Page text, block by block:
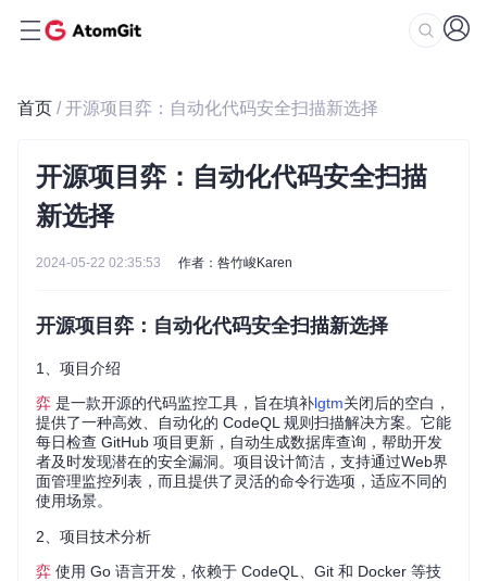
首页 / 开源项目弈：自动化代码安全扫描新选择
开源项目弈：自动化代码安全扫描
新选择
2024-05-22 02:35:53 作者：咎竹峻Karen
开源项目弈：自动化代码安全扫描新选择
1、项目介绍
弈 是一款开源的代码监控工具，旨在填补lgtm关闭后的空白，
提供了一种高效、自动化的 CodeQL 规则扫描解决方案。它能
每日检查 GitHub 项目更新，自动生成数据库查询，帮助开发
者及时发现潜在的安全漏洞。项目设计简洁，支持通过Web界
面管理监控列表，而且提供了灵活的命令行选项，适应不同的
使用场景。
2、项目技术分析
弈 使用 Go 语言开发，依赖于 CodeQL、Git 和 Docker 等技